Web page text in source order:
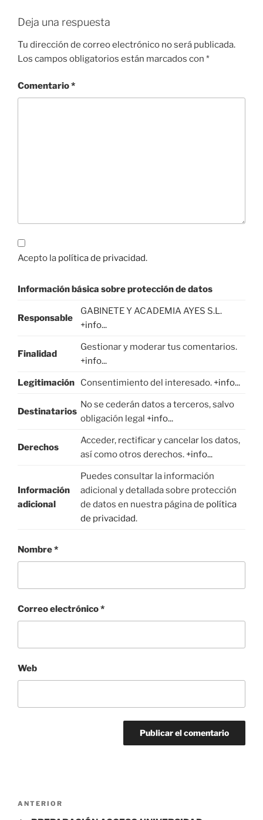
Deja una respuesta
Tu dirección de correo electrónico no será publicada.
Los campos obligatorios están marcados con *
Comentario*
Acepto la política de privacidad.
Información básica sobre protección de datos
Responsable
GABINETE Y ACADEMIA AYES S.L.
+info...
Finalidad
Gestionar y moderar tus comentarios.
+info...
Legitimación Consentimiento del interesado. +info...
Destinatarios
No se cederán datos a terceros, salvo
obligación legal +info...
Derechos
Acceder, rectificar y cancelar los datos,
así como otros derechos. +info...
Información
adicional
Puedes consultar la información
adicional y detallada sobre protección
de datos en nuestra página de política
de privacidad.
Nombre*
Correo electrónico*
Web
Navegación
Entrada
ANTERIOR